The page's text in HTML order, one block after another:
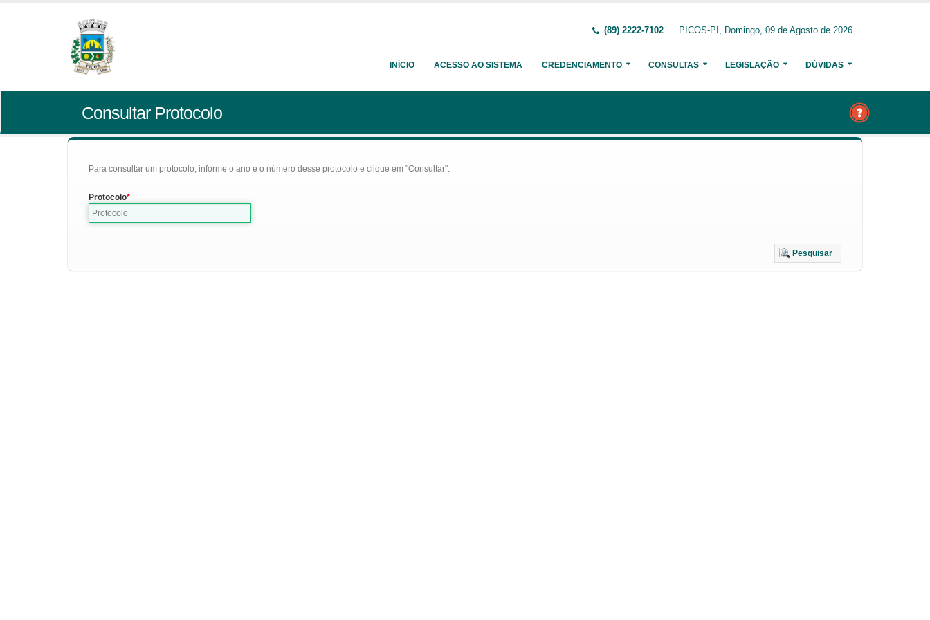
(89) 2222-7102 PICOS-PI, Domingo, 09 de Agosto de 2026
INÍCIO ACESSO AO SISTEMA CREDENCIAMENTO CONSULTAS LEGISLAÇÃO DÚVIDAS
Consultar Protocolo
Para consultar um protocolo, informe o ano e o número desse protocolo e clique em "Consultar".
Protocolo
Pesquisar